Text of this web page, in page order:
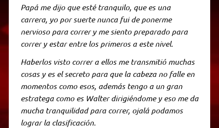
Papá me dijo que esté tranquilo, que es una
carrera, yo por suerte nunca fui de ponerme
nervioso para correr y me siento preparado para
correr y estar entre los primeros a este nivel.
Haberlos visto correr a ellos me transmitió muchas
cosas y es el secreto para que la cabeza no falle en
momentos como esos, además tengo a un gran
estratega como es Walter dirigiéndome y eso me da
mucha tranquilidad para correr, ojalá podamos
lograr la clasificación.